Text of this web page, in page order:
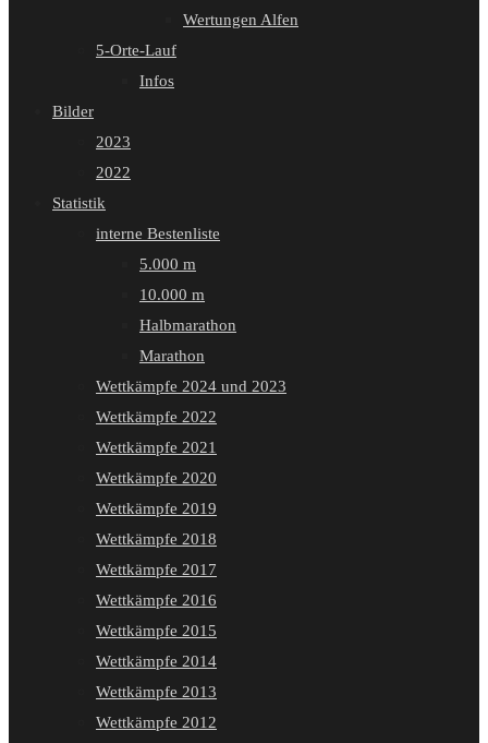
Wertungen Alfen
5-Orte-Lauf
Infos
Bilder
2023
2022
Statistik
interne Bestenliste
5.000 m
10.000 m
Halbmarathon
Marathon
Wettkämpfe 2024 und 2023
Wettkämpfe 2022
Wettkämpfe 2021
Wettkämpfe 2020
Wettkämpfe 2019
Wettkämpfe 2018
Wettkämpfe 2017
Wettkämpfe 2016
Wettkämpfe 2015
Wettkämpfe 2014
Wettkämpfe 2013
Wettkämpfe 2012